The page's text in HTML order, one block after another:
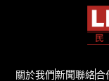
關於我們新聞聯絡合